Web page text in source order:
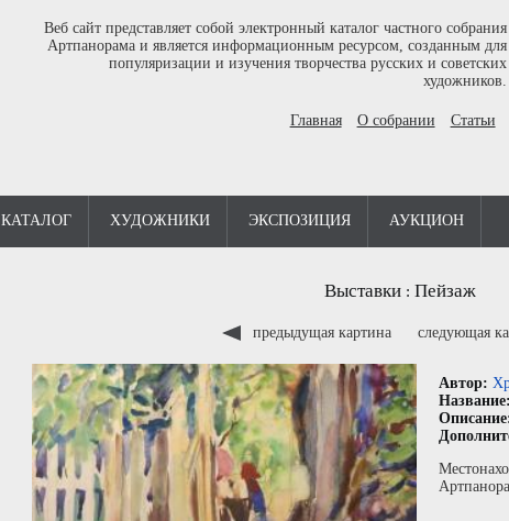
Веб сайт представляет собой электронный каталог частного собрания
Артпанорама и является информационным ресурсом, созданным для
популяризации и изучения творчества русских и советских
художников.
Главная О собрании Статьи
КАТАЛОГ ХУДОЖНИКИ ЭКСПОЗИЦИЯ АУКЦИОН
Выставки: Пейзаж
предыдущая картина следующая
Автор:
Название: